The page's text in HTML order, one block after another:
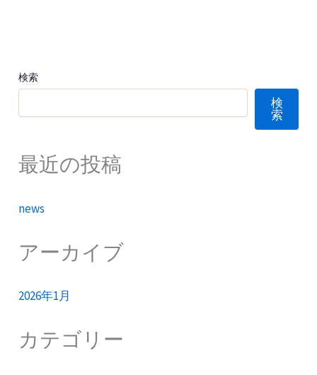
検索
検
索
最近の投稿
news
アーカイブ
2026年1月
カテゴリー